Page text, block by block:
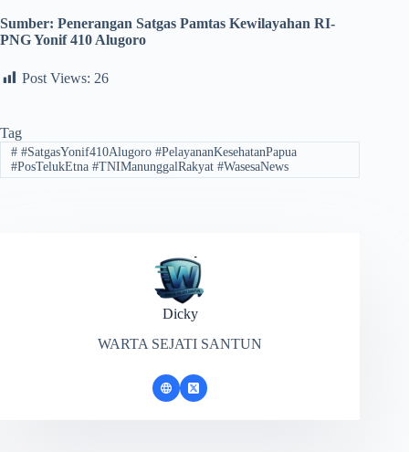
Sumber: Penerangan Satgas Pamtas Kewilayahan RI-
PNG Yonif 410 Alugoro
Post Views: 26
Tag
##SatgasYonif410Alugoro #PelayananKesehatanPapua
#PosTelukEtna #TNIManunggalRakyat #WasesaNews
Dicky
WARTA SEJATI SANTUN